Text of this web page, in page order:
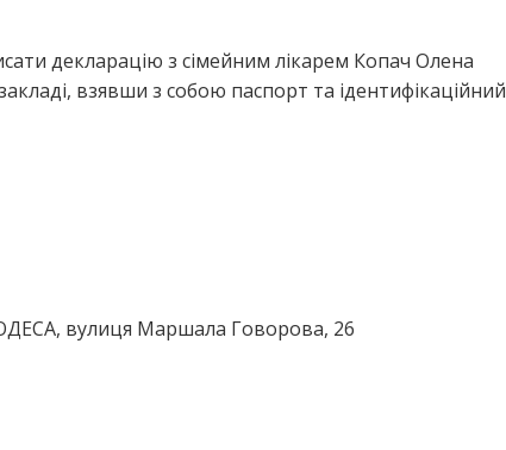
декларацію з сімейним лікарем Копач Олена
взявши з собою паспорт та ідентифікаційний
вулиця Маршала Говорова, 26